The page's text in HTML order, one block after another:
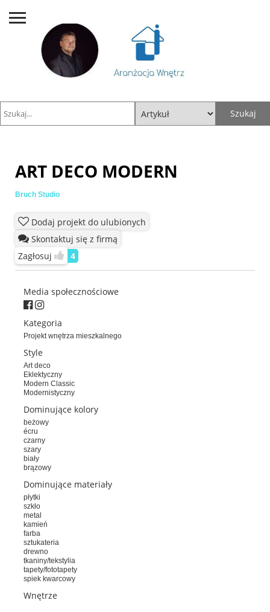
ART DECO MODERN
Bruch Studio
Dodaj projekt do ulubionych
Skontaktuj się z firmą
Zagłosuj
4
Media społecznościowe
Kategoria
Projekt wnętrza mieszkalnego
Style
Art deco
Eklektyczny
Modern Classic
Modernistyczny
Dominujące kolory
beżowy
écru
czarny
szary
biały
brązowy
Dominujące materiały
płytki
szkło
metal
kamień
farba
sztukateria
drewno
tkaniny/tekstylia
tapety/fototapety
spiek kwarcowy
Wnętrze